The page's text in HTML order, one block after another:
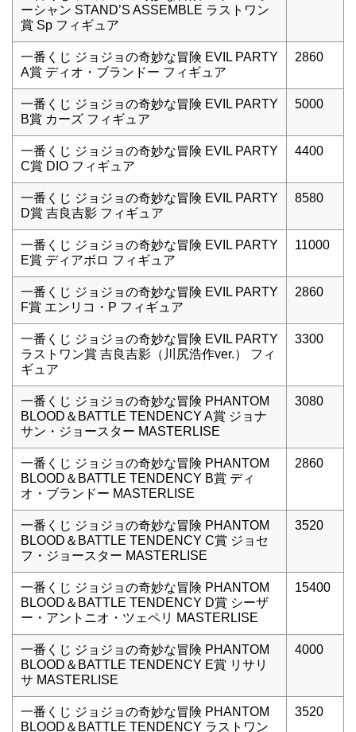
ーシャン STAND’S ASSEMBLE ラストワン
賞 Sp フィギュア
一番くじ ジョジョの奇妙な冒険 EVIL PARTY
A賞 ディオ・ブランドー フィギュア
2860
一番くじ ジョジョの奇妙な冒険 EVIL PARTY
B賞 カーズ フィギュア
5000
一番くじ ジョジョの奇妙な冒険 EVIL PARTY
C賞 DIO フィギュア
4400
一番くじ ジョジョの奇妙な冒険 EVIL PARTY
D賞 吉良吉影 フィギュア
8580
一番くじ ジョジョの奇妙な冒険 EVIL PARTY
E賞 ディアボロ フィギュア
11000
一番くじ ジョジョの奇妙な冒険 EVIL PARTY
F賞 エンリコ・P フィギュア
2860
一番くじ ジョジョの奇妙な冒険 EVIL PARTY
ラストワン賞 吉良吉影（川尻浩作ver.） フィ
ギュア
3300
一番くじ ジョジョの奇妙な冒険 PHANTOM
BLOOD＆BATTLE TENDENCY A賞 ジョナ
サン・ジョースター MASTERLISE
3080
一番くじ ジョジョの奇妙な冒険 PHANTOM
BLOOD＆BATTLE TENDENCY B賞 ディ
オ・ブランドー MASTERLISE
2860
一番くじ ジョジョの奇妙な冒険 PHANTOM
BLOOD＆BATTLE TENDENCY C賞 ジョセ
フ・ジョースター MASTERLISE
3520
一番くじ ジョジョの奇妙な冒険 PHANTOM
BLOOD＆BATTLE TENDENCY D賞 シーザ
ー・アントニオ・ツェペリ MASTERLISE
15400
一番くじ ジョジョの奇妙な冒険 PHANTOM
BLOOD＆BATTLE TENDENCY E賞 リサリ
サ MASTERLISE
4000
一番くじ ジョジョの奇妙な冒険 PHANTOM
BLOOD＆BATTLE TENDENCY ラストワン
3520